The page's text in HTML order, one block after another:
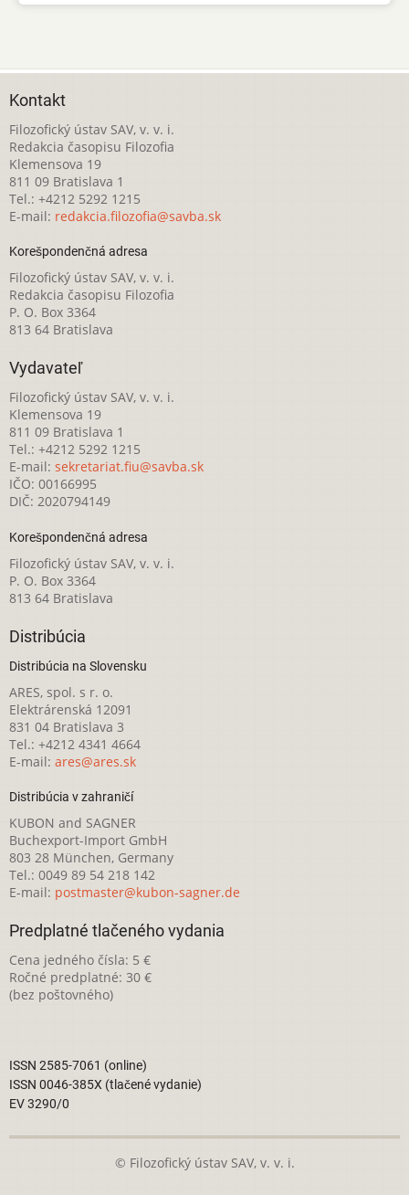
Kontakt
Filozofický ústav SAV, v. v. i.
Redakcia časopisu Filozofia
Klemensova 19
811 09 Bratislava 1
Tel.: +4212 5292 1215
E-mail: redakcia.filozofia@savba.sk
Korešpondenčná adresa
Filozofický ústav SAV, v. v. i.
Redakcia časopisu Filozofia
P. O. Box 3364
813 64 Bratislava
Vydavateľ
Filozofický ústav SAV, v. v. i.
Klemensova 19
811 09 Bratislava 1
Tel.: +4212 5292 1215
E-mail: sekretariat.fiu@savba.sk
IČO: 00166995
DIČ: 2020794149
Korešpondenčná adresa
Filozofický ústav SAV, v. v. i.
P. O. Box 3364
813 64 Bratislava
Distribúcia
Distribúcia na Slovensku
ARES, spol. s r. o.
Elektrárenská 12091
831 04 Bratislava 3
Tel.: +4212 4341 4664
E-mail: ares@ares.sk
Distribúcia v zahraničí
KUBON and SAGNER
Buchexport-Import GmbH
803 28 München, Germany
Tel.: 0049 89 54 218 142
E-mail: postmaster@kubon-sagner.de
Predplatné tlačeného vydania
Cena jedného čísla: 5 €
Ročné predplatné: 30 €
(bez poštovného)
ISSN 2585-7061 (online)
ISSN 0046-385X (tlačené vydanie)
EV 3290/0
© Filozofický ústav SAV, v. v. i.